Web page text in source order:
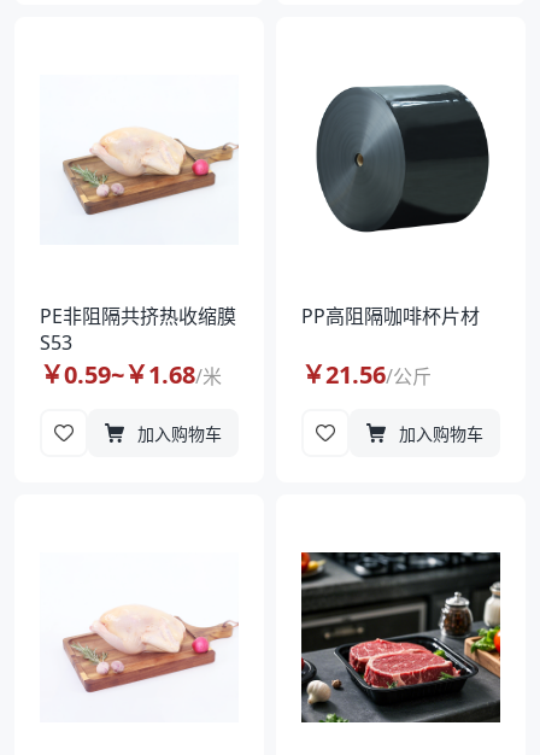
PE非阻隔共挤热收缩膜
S53
￥0.59~￥1.68/米
加入购物车
PP高阻隔咖啡杯片材
￥21.56/公斤
加入购物车